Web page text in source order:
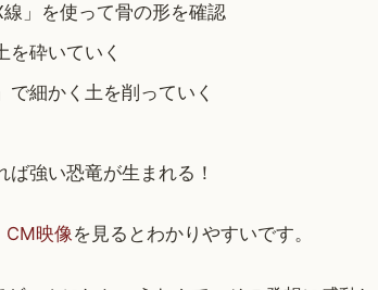
」を使って骨の形を確認
を砕いていく
細かく土を削っていく
強い恐竜が生まれる！
CM映像を見るとわかりやすいです。